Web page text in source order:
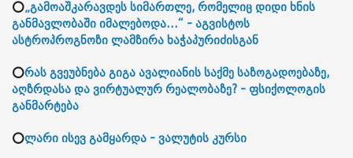
⭕„გამოაშკარავდეს სიმართლე, რომელიც დიდი ხნის
განმავლობაში იმალებოდა...“ - აგვისტოს
ასტროპროგნოზი ლამზირა ხაჭაპურიძისგან
⭕რას გვეუბნება გიგა ავალიანის საქმე საზოგადოებაზე,
აღზრდასა და ვირტუალურ რეალობაზე? - ფსიქოლოგის
განმარტება
⭕ლარი ისევ გამყარდა - ვალუტის კურსი